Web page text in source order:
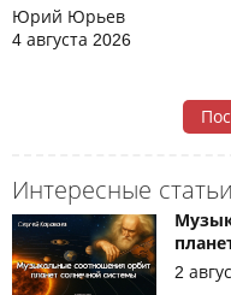
Юрий Юрьев
4 августа 2026
Интересные статьи
2